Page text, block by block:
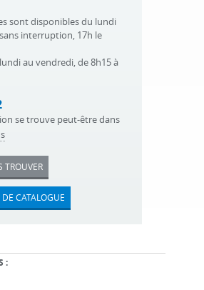
sont disponibles du lundi
interruption, 17h le
au vendredi, de 8h15 à
se trouve peut-être dans
TROUVER
CATALOGUE
: